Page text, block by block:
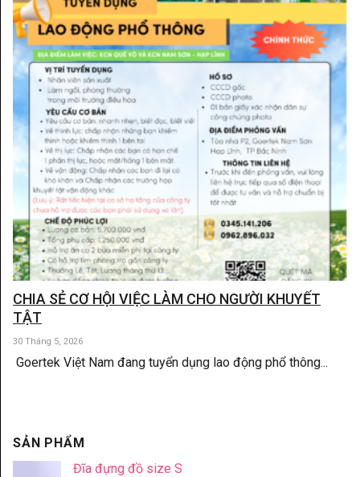
CHIA SẺ CƠ HỘI VIỆC LÀM CHO NGƯỜI KHUYẾT
TẬT
30 Tháng 5, 2026
Goertek Việt Nam đang tuyển dụng lao động phổ thông...
SẢN PHẨM
Đĩa đựng đồ size S